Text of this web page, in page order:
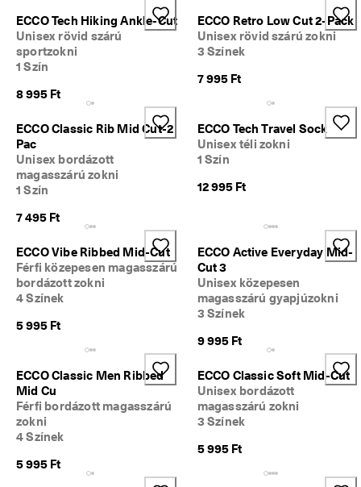
ECCO Tech Hiking Ankle-Cut
Unisex rövid szárú
sportzokni
1 Szín
8 995 Ft
ECCO Retro Low Cut 2-Pack
Unisex rövid szárú zokni
3 Színek
7 995 Ft
ECCO Classic Rib Mid Cut-2
Pac
Unisex bordázott
magasszárú zokni
1 Szín
7 495 Ft
ECCO Tech Travel Sock
Unisex téli zokni
1 Szín
12 995 Ft
ECCO Vibe Ribbed Mid-Cut
Férfi közepesen magasszárú
bordázott zokni
4 Színek
5 995 Ft
ECCO Active Everyday Mid-
Cut 3
Unisex közepesen
magasszárú gyapjúzokni
3 Színek
9 995 Ft
ECCO Classic Men Ribbed
Mid Cu
Férfi bordázott magasszárú
zokni
4 Színek
5 995 Ft
ECCO Classic Soft Mid-Cut
Unisex bordázott
magasszárú zokni
3 Színek
5 995 Ft